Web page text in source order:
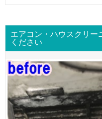
エアコン・ハウスクリー
ください